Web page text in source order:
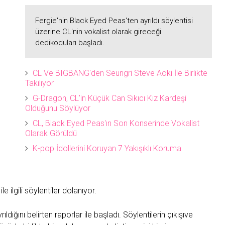
Fergie'nin Black Eyed Peas'ten ayrıldı söylentisi
üzerine CL'nin vokalist olarak gireceği
dedikoduları başladı.
CL Ve BIGBANG'den Seungri Steve Aoki İle Birlikte
Takılıyor
G-Dragon, CL'in Küçük Can Sıkıcı Kız Kardeşi
Olduğunu Söylüyor
CL, Black Eyed Peas'ın Son Konserinde Vokalist
Olarak Görüldü
K-pop İdollerini Koruyan 7 Yakışıklı Koruma
ilgili söylentiler dolanıyor.
belirten raporlar ile başladı. Söylentilerin çıkışıve